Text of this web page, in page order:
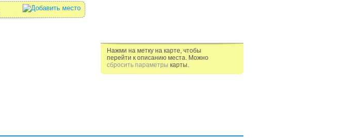
Нажми на метку на карте, чтобы
перейти к описанию места. Можно
сбросить параметры карты.